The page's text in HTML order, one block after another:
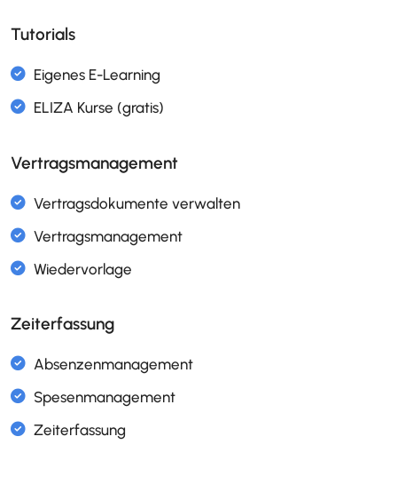
Excalidraw
Flussdiagramm Editor mit BPMN 2.0
Prozessbeschreibung mit DEMI/RACI
Prüfmittel verwalten
Tutorials
Vertragsmanagement
Zeiterfassung